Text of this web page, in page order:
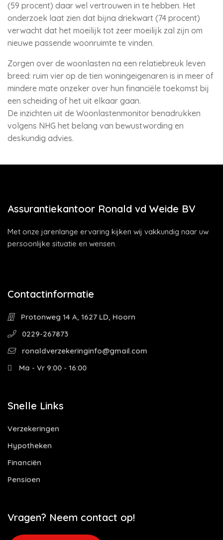
(59 procent) daar wel vertrouwen in te hebben. Het
onderzoek laat zien dat bijna driekwart (74 procent)
verwacht dat het moeilijk tot zeer moeilijk zal zijn om
nieuwe passende woonruimte te vinden.
Zorgen over de woonlasten na een relatiebreuk leven
breed: ruim vier op de tien woningeigenaren is in meer of
mindere mate onzeker over hun financiële toekomst bij
een scheiding of het uit elkaar gaan.
De inzichten uit de Woonlastenmonitor benadrukken
volgens NHG het belang van bewustwording en
deskundig advies.
Assurantiekantoor Ronald vd Weide BV
Met onze jarenlange ervaring kijken wij vakkundig naar uw
persoonlijke situatie en wensen.
Contactinformatie
Protonweg 14 A, 1627 LD, Hoorn
0229-267873
ronaldverzekeringinfo@gmail.com
Ma - Vr 9:00 - 16:00
Snelle Links
Verzekeringen
Hypotheken
Financiën
Pensioen
Vragen? Neem contact op!